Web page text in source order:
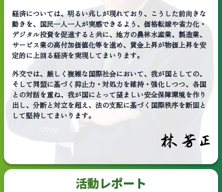
経済については、明るい兆しが現れており、こうした前向きな
動きを、国民一人一人が実感できるよう、価格転嫁や省力化・
デジタル投資を促進すると共に、地方の農林水産業、製造業、
サービス業の高付加価値化等を進め、賃金上昇が物価上昇を安
定的に上回る経済を実現してまいります。
外交では、厳しく複雑な国際社会において、我が国としての、
そして同盟に基づく抑止力・対処力を維持・強化しつつ、各国
との対話を重ね、我が国にとって望ましい安全保障環境を作り
出し、分断と対立を超え、法の支配に基づく国際秩序を断固と
して堅持してまいります。
活動レポート